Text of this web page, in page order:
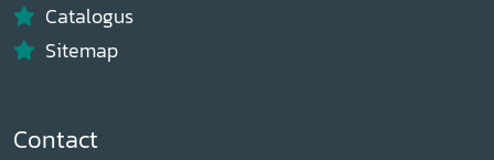
Catalogus
Sitemap
Contact